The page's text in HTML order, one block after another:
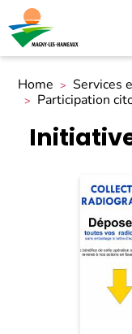
Home
Services
Participation